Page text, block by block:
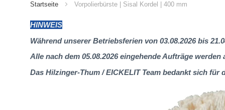
Startseite Vorpolierbürste | Sisal Kordel | 400 mm
HINWEIS
Während unserer Betriebsferien von 03.08.2026 bis
Alle nach dem 05.08.2026 eingehende Aufträge
Das Hilzinger-Thum / EICKELIT Team bedankt sich für